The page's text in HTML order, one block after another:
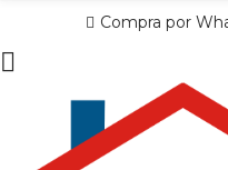
Compra por